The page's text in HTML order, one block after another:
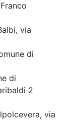
via
di
di
2
via